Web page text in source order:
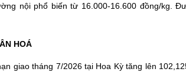
nội phổ biến từ 16.000-16.600 đồng/kg.
HOÁ
giao tháng 7/2026 tại Hoa Kỳ tăng lên